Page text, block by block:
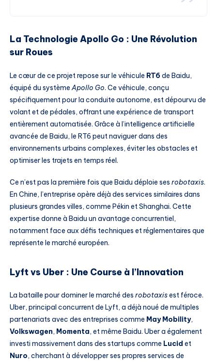
La Technologie Apollo Go : Une Révolution
sur Roues
Le cœur de ce projet repose sur le véhicule RT6de Baidu,
équipé du systèmeApollo Go. Ce véhicule, conçu
spécifiquement pour la conduite autonome, est dépourvu de
volant et de pédales, offrant une expérience de transport
entièrement automatisée. Grâce à l’intelligence artificielle
avancée de Baidu, le RT6 peut naviguer dans des
environnements urbains complexes, éviter les obstacles et
optimiser les trajets en temps réel.
Ce n’est pas la première fois que Baidu déploie ses robotaxis.
En Chine, l’entreprise opère déjà des services similaires dans
plusieurs grandes villes, comme Pékin et Shanghai. Cette
expertise donne à Baidu un avantage concurrentiel,
notamment face aux défis techniques et réglementaires que
représente le marché européen.
Lyft vs Uber : Une Course à l’Innovation
La bataille pour dominer le marché des robotaxisest féroce.
Uber, principal concurrent de Lyft, a déjà noué de multiples
partenariats avec des entreprises comme May Mobility,
Volkswagen, Momenta, et même Baidu. Uber a également
investi massivement dans des startups comme Lucid et
Nuro, cherchant à développer ses propres services de